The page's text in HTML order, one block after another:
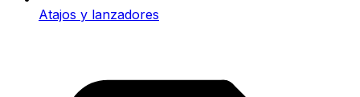
Atajos y lanzadores